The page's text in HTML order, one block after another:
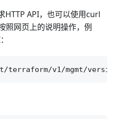
HTTP API，也可以使用curl
照网页上的说明操作，例